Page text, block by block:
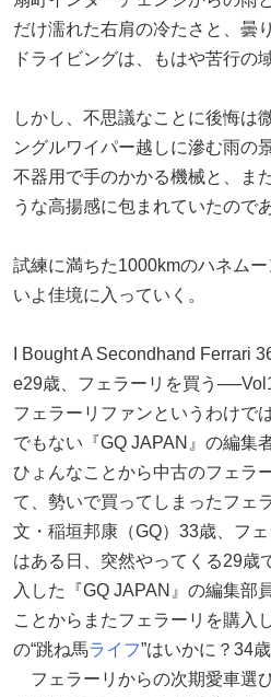
だけ濡れた右肩の冷たさと、曇
ドライビングは、もはや苦行の
しかし、不思議なことに後悔は
ングルワイパー越しに滲む雨の
不器用で手のかかる機械と、ま
うな高揚感に包まれていたので
試練に満ちた1000kmのハネム
いよ佳境に入っていく。
I Bought A Secondhand Ferrari
e29歳、フェラーリを買う
フェラーリファンというわけで
でもない『GQ JAPAN』の編集
ひょんなことから中古のフェラ
て、勢いで買ってしまったフェ
文・稲垣邦康（GQ）33歳、フ
はある日、突然やってくる29歳
入した『GQ JAPAN』の編集部
ことからまたフェラーリを購入
の“跳ね馬ライフ”はいかに？34
フェラーリからの次期愛車選